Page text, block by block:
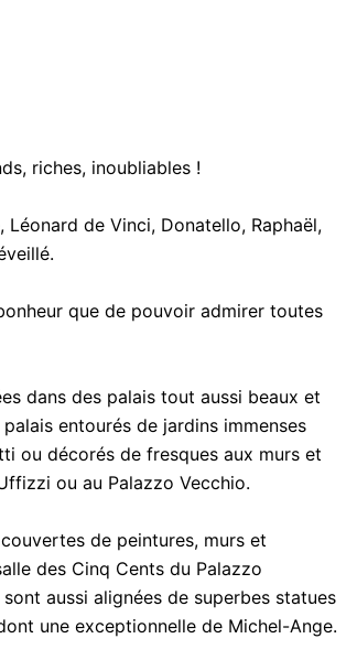
riches, inoubliables !
de Vinci, Donatello, Raphaël,
que de pouvoir admirer toutes
dans des palais tout aussi beaux et
entourés de jardins immenses
ou décorés de fresques aux murs et
ou au Palazzo Vecchio.
de peintures, murs et
des Cinq Cents du Palazzo
aussi alignées de superbes statues
une exceptionnelle de Michel-Ange.